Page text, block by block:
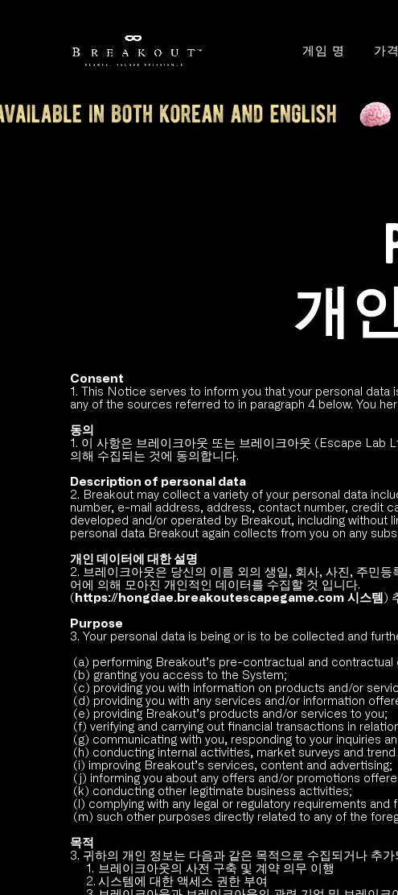
게임 명 가격
개
Consent
1. This Notice serves to inform you that your personal
any of the sources referred to in paragraph 4 below. You
동의
1. 이 사항은 브레이크아웃 또는 브레이크아웃 (Escape Lab
의해 수집되는 것에 동의합니다.
Description of personal data
2. Breakout may collect a variety of your personal data
number, e-mail address, address, contact number, credit
developed and/or operated by Breakout, including without
personal data Breakout again collects from you on any
개인 데이터에 대한 설명
2. 브레이크아웃은 당신의 이름 외의 생일, 회사, 사진, 주민
어에 의해 모아진 개인적인 데이터를 수집할 것 입니다.
( https://hongdae.breakoutescapegame.com 시스템 )
Purpose
3. Your personal data is being or is to be collected and
(a) performing Breakout’s pre-contractual and contractual
(b) granting you access to the System;
(c) providing you with information on products and/or
(d) providing you with any services and/or information
(e) providing Breakout’s products and/or services to you;
(f) verifying and carrying out financial transactions in
(g) communicating with you, responding to your inquiries
(h) conducting internal activities, market surveys and trend
(i) improving Breakout’s services, content and advertising;
(j) informing you about any offers and/or promotions
(k) conducting other legitimate business activities;
(l) complying with any legal or regulatory requirements and
(m) such other purposes directly related to any of the
목적
3. 귀하의 개인 정보는 다음과 같은 목적으로 수집되거나 추
브레이크아웃의 사전 구축 및 계약 의무 이행
시스템에 대한 액세스 권한 부여